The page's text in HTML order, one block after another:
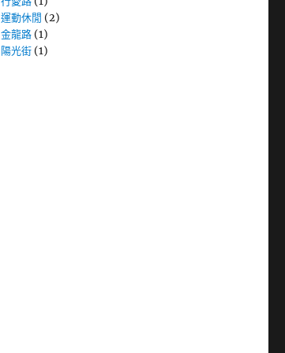
運動休閒 (2)
金龍路 (1)
陽光街 (1)